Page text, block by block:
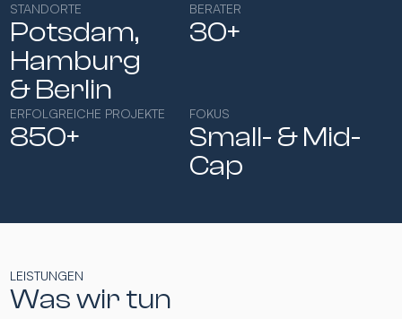
STANDORTE
Potsdam,
Hamburg​
& Berlin
BERATER
30+
ERFOLGREICHE PROJEKTE
850+
FOKUS
Small- & Mid-
Cap​
LEISTUNGEN
Was wir tun